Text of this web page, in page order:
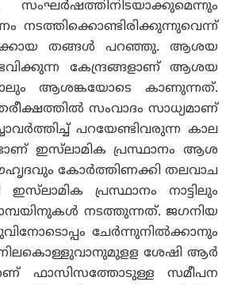
സംഘർഷത്തിനിടയാക്കുമെന്നും
നടത്തിക്കൊണ്ടിരിക്കുന്നുവെന്ന്
തങ്ങൾ പറഞ്ഞു. ആശയ
കേന്ദ്രങ്ങളാണ് ആശയ
ആശങ്കയോടെ കാണുന്നത്.
സംവാദം സാധ്യമാണ്
പറയേണ്ടിവരുന്ന കാല
ഇസ്‌ലാമിക പ്രസ്ഥാനം ആശ
കോർത്തിണക്കി തലവാച
പ്രസ്ഥാനം നാട്ടിലും
നടത്തുന്നത്. ജഗനിയ
ചേർന്നുനിൽക്കാനും
നിലകൊള്ളുവാനുമുളള ശേഷി ആർ
ഫാസിസത്തോടുള്ള സമീപന